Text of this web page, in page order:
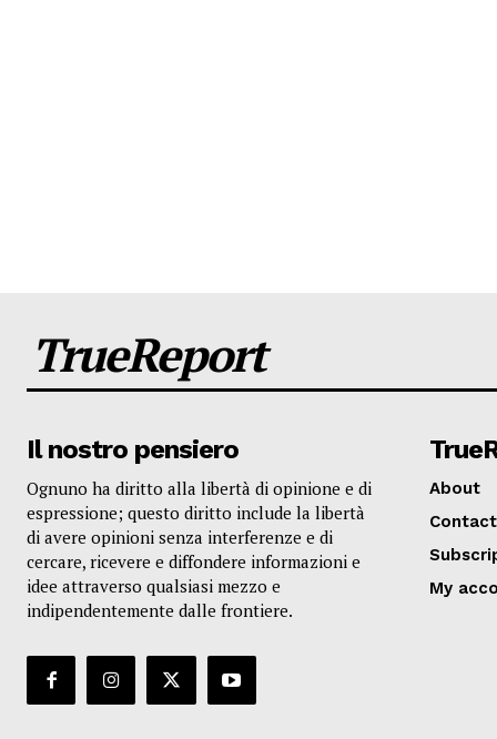
TrueReport
Il nostro pensiero
Ognuno ha diritto alla libertà di opinione e di
espressione; questo diritto include la libertà
di avere opinioni senza interferenze e di
cercare, ricevere e diffondere informazioni e
idee attraverso qualsiasi mezzo e
indipendentemente dalle frontiere.
About
My